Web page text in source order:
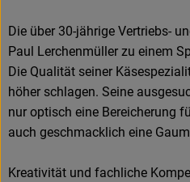
Die über 30-jährige Vertriebs-
Paul Lerchenmüller zu einem
Die Qualität seiner
höher schlagen. Seine
nur optisch eine Bereicherung
auch geschmacklich eine
Kreativität und fachliche